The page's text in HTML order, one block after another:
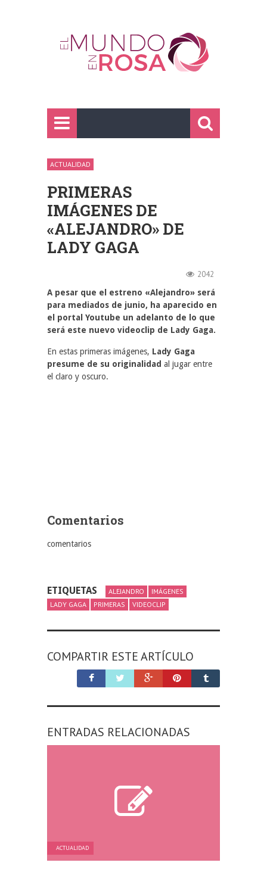
ACTUALIDAD
PRIMERAS
IMÁGENES DE
«ALEJANDRO» DE
LADY GAGA
2042
A pesar que el estreno «Alejandro» será
para mediados de junio, ha aparecido en
el portal Youtube un adelanto de lo que
será este nuevo videoclip de Lady Gaga.
En estas primeras imágenes, Lady Gaga
presume de su originalidad al jugar entre
el claro y oscuro.
Comentarios
comentarios
ETIQUETAS ALEJANDRO
IMÁGENES
LADY GAGA
PRIMERAS VIDEOCLIP
COMPARTIR ESTE ARTÍCULO
ENTRADAS RELACIONADAS
ACTUALIDAD